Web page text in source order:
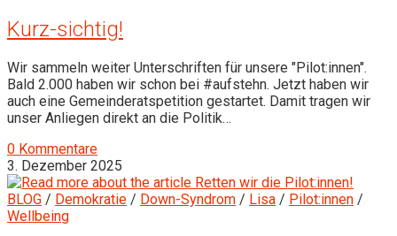
Kurz-sichtig!
Wir sammeln weiter Unterschriften für unsere "Pilot:innen".
Bald 2.000 haben wir schon bei #aufstehn. Jetzt haben wir
auch eine Gemeinderatspetition gestartet. Damit tragen wir
unser Anliegen direkt an die Politik…
0 Kommentare
3. Dezember 2025
BLOG / Demokratie / Down-Syndrom / Lisa / Pilot:innen /
Wellbeing